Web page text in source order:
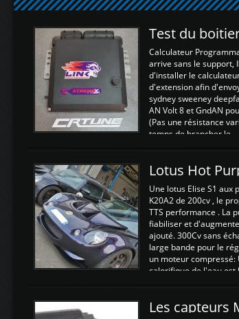
Test du
Calculateur
arrive sans le support,
d'installer le
d'extension afin
sydney sweeney
AN Volt 8 et GndAN
(Pas une résistance
temps de brancher le ...
Lotus Hot
Une lotus Elise S1
K20A2 de 200cv , le
TTS performance . La
fiabiliser et
ajouté. 300Cv sans
large bande pour le
un moteur
calorifique de l'eau est
Les capteurs